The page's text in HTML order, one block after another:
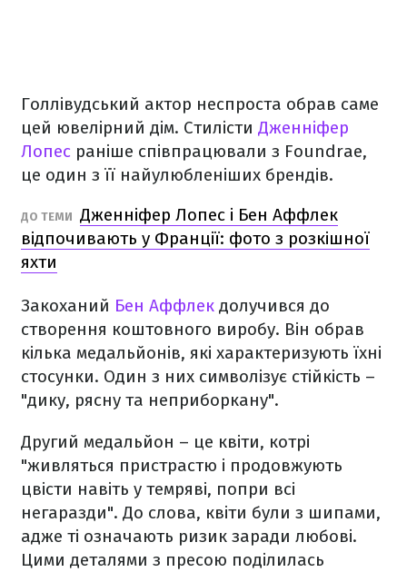
Голлівудський актор неспроста обрав саме
цей ювелірний дім. Стилісти Дженніфер
Лопес раніше співпрацювали з Foundrae,
це один з її найулюбленіших брендів.
ДО ТЕМИ Дженніфер Лопес і Бен Аффлек
відпочивають у Франції: фото з розкішної
яхти
Закоханий Бен Аффлек долучився до
створення коштовного виробу. Він обрав
кілька медальйонів, які характеризують їхні
стосунки. Один з них символізує стійкість –
"дику, рясну та неприборкану".
Другий медальйон – це квіти, котрі
"живляться пристрастю і продовжують
цвісти навіть у темряві, попри всі
негаразди". До слова, квіти були з шипами,
адже ті означають ризик заради любові.
Цими деталями з пресою поділилась